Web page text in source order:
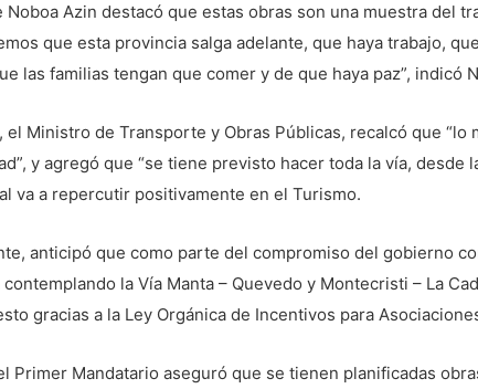
Noboa Azin destacó que estas obras son una muestra del
que esta provincia salga adelante, que haya trabajo,
las familias tengan que comer y de que haya paz”, indicó
el Ministro de Transporte y Obras Públicas, recalcó que
y agregó que “se tiene previsto hacer toda la vía, desde
va a repercutir positivamente en el Turismo.
anticipó que como parte del compromiso del gobierno
contemplando la Vía Manta – Quevedo y Montecristi – La
gracias a la Ley Orgánica de Incentivos para
Primer Mandatario aseguró que se tienen planificadas